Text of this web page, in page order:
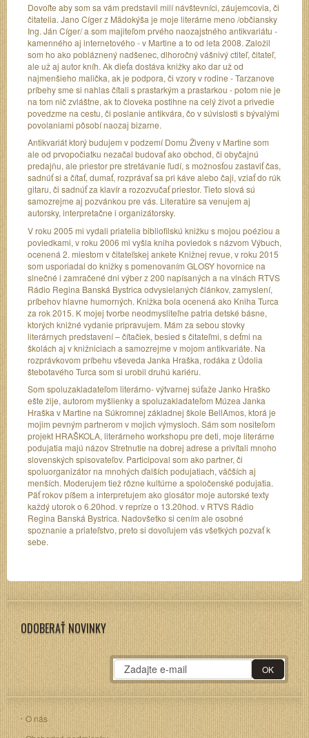
Dovoľte aby som sa vám predstavil milí návštevníci, záujemcovia, či
čitatelia. Jano Cíger z Mädokýša je moje literárne meno /občiansky
Ing. Ján Cíger/ a som majiteľom prvého naozajstného antikvariátu -
kamenného aj internetového - v Martine a to od leta 2008. Založil
som ho ako pobláznený nadšenec, dlhoročný vášnivý ctiteľ, čitateľ,
ale už aj autor kníh. Ak dieťa dostáva knižky ako dar už od
najmenšieho malička, ak je podpora, či vzory v rodine - Tarzanove
príbehy sme si nahlas čítali s prastarkým a prastarkou - potom nie je
na tom nič zvláštne, ak to človeka postihne na celý život a privedie
povedzme na cestu, či poslanie antikvára, čo v súvislosti s bývalými
povolaniami pôsobí naozaj bizarne.
Antikvariát ktorý budujem v podzemí Domu Živeny v Martine som
ale od prvopočiatku nezačal budovať ako obchod, či obyčajnú
predajňu, ale priestor pre stretávanie ľudí, s možnosťou zastaviť čas,
sadnúť si a čítať, dumať, rozprávať sa pri káve alebo čaji, vziať do rúk
gitaru, či sadnúť za klavír a rozozvučať priestor. Tieto slová sú
samozrejme aj pozvánkou pre vás. Literatúre sa venujem aj
autorsky, interpretačne i organizátorsky.
V roku 2005 mi vydali priatelia bibliofilskú knižku s mojou poéziou a
poviedkami, v roku 2006 mi vyšla kniha poviedok s názvom Výbuch,
ocenená 2. miestom v čitateľskej ankete Knižnej revue, v roku 2015
som usporiadal do knižky s pomenovaním GLOSY hovornice na
slnečné i zamračené dni výber z 200 napísaných a na vlnách RTVS
Rádio Regina Banská Bystrica odvysielaných článkov, zamyslení,
príbehov hlavne humorných. Knižka bola ocenená ako Kniha Turca
za rok 2015. K mojej tvorbe neodmysliteľne patria detské básne,
ktorých knižné vydanie pripravujem. Mám za sebou stovky
literárnych predstavení – čítačiek, besied s čitateľmi, s deťmi na
školách aj v knižniciach a samozrejme v mojom antikvariáte. Na
rozprávkovom príbehu vševeda Janka Hraška, rodáka z Údolia
štebotavého Turca som si urobil druhú kariéru.
Som spoluzakladateľom literárno- výtvarnej súťaže Janko Hraško
ešte žije, autorom myšlienky a spoluzakladateľom Múzea Janka
Hraška v Martine na Súkromnej základnej škole BellAmos, ktorá je
mojim pevným partnerom v mojich výmysloch. Sám som nositeľom
projekt HRAŠKOLA, literárneho workshopu pre deti, moje literárne
podujatia majú názov Stretnutie na dobrej adrese a privítali mnoho
slovenských spisovateľov. Participoval som ako partner, či
spoluorganizátor na mnohých ďalších podujatiach, väčších aj
menších. Moderujem tiež rôzne kultúrne a spoločenské podujatia.
Päť rokov píšem a interpretujem ako glosátor moje autorské texty
každý utorok o 6.20hod. v repríze o 13.20hod. v RTVS Rádio
Regina Banská Bystrica. Nadovšetko si cením ale osobné
spoznanie a priateľstvo, preto si dovoľujem vás všetkých pozvať k
sebe.
ODOBERAŤ NOVINKY
O nás